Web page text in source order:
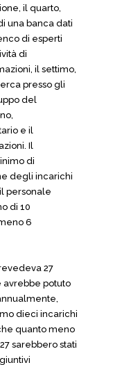
il quarto,
una banca dati
di esperti
di
il settimo,
presso gli
del
e il
Il
di
degli incarichi
personale
di 10
6
27
avrebbe potuto
dieci incarichi
quanto meno
sarebbero stati